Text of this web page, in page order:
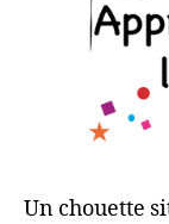
Un chouette